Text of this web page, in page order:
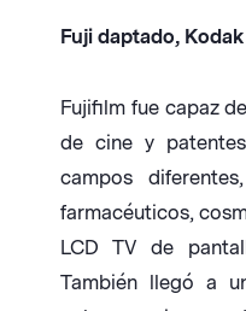
Fuji daptado,
Fujifilm fue capaz
de cine y
campos
farmacéuticos,
LCD TV de
También llegó a